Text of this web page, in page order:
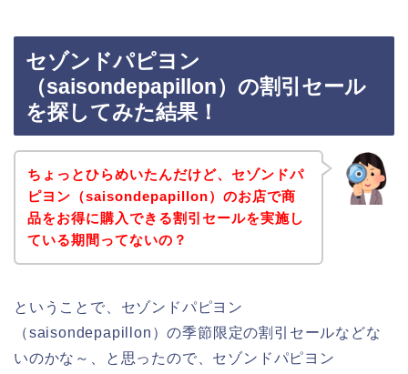
セゾンドパピヨン
（saisondepapillon）の割引セール
を探してみた結果！
ちょっとひらめいたんだけど、セゾンドパ
ピヨン（saisondepapillon）のお店で商
品をお得に購入できる割引セールを実施し
ている期間ってないの？
ということで、セゾンドパピヨン
（saisondepapillon）の季節限定の割引セールなどな
いのかな～、と思ったので、セゾンドパピヨン